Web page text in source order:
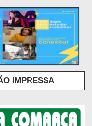
IMPRESSA